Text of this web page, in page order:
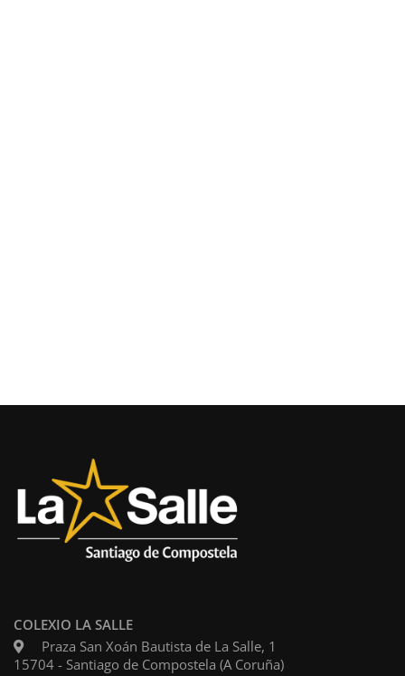
COLEXIO LA SALLE
Praza San Xoán Bautista de La Salle, 1
15704 - Santiago de Compostela (A Coruña)